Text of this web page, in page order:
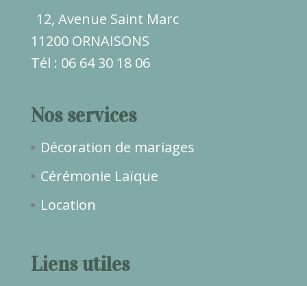
12, Avenue Saint Marc
11200 ORNAISONS
Tél : 06 64 30 18 06
Nos services
Décoration de mariages
Cérémonie Laïque
Location
Liens utiles